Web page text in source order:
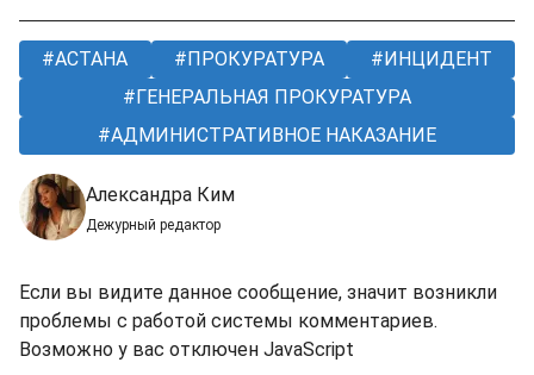
АСТАНА ПРОКУРАТУРА
ИНЦИДЕНТ
ГЕНЕРАЛЬНАЯ ПРОКУРАТУРА
АДМИНИСТРАТИВНОЕ НАКАЗАНИЕ
Александра Ким
Дежурный редактор
Если вы видите данное сообщение, значит возникли
проблемы с работой системы комментариев.
Возможно у вас отключен JavaScript